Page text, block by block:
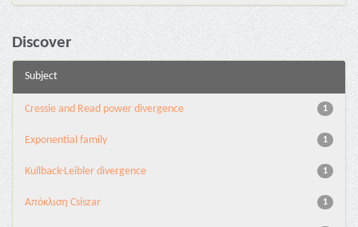
Discover
Subject
1
Cressie and Read power divergence
1
Exponential family
1
Kullback-Leibler divergence
1
Απόκλιση Csiszar